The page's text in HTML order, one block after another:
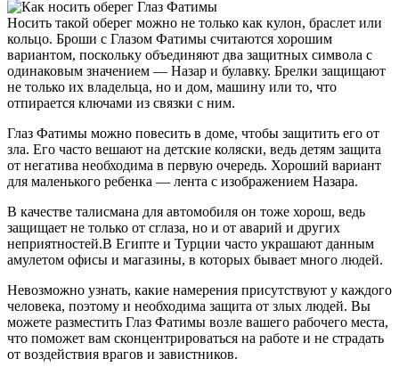
Носить такой оберег можно не только как кулон, браслет или
кольцо. Броши с Глазом Фатимы считаются хорошим
вариантом, поскольку объединяют два защитных символа с
одинаковым значением — Назар и булавку. Брелки защищают
не только их владельца, но и дом, машину или то, что
отпирается ключами из связки с ним.
Глаз Фатимы можно повесить в доме, чтобы защитить его от
зла. Его часто вешают на детские коляски, ведь детям защита
от негатива необходима в первую очередь. Хороший вариант
для маленького ребенка — лента с изображением Назара.
В качестве талисмана для автомобиля он тоже хорош, ведь
защищает не только от сглаза, но и от аварий и других
неприятностей.В Египте и Турции часто украшают данным
амулетом офисы и магазины, в которых бывает много людей.
Невозможно узнать, какие намерения присутствуют у каждого
человека, поэтому и необходима защита от злых людей. Вы
можете разместить Глаз Фатимы возле вашего рабочего места,
что поможет вам сконцентрироваться на работе и не страдать
от воздействия врагов и завистников.